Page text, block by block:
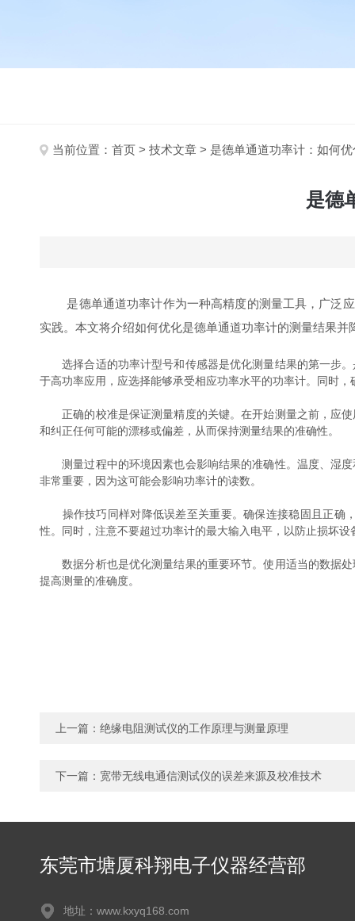
当前位置： 首页 > 技术文章 > 是德单通道功率计：如何
是德
是德单通道功率计作为一种高精度的测量工具，广泛应
实践。本文将介绍如何优化是德单通道功率计的测量结果并
选择合适的功率计型号和传感器是优化测量结果的第一步。
于高功率应用，应选择能够承受相应功率水平的功率计。同时
正确的校准是保证测量精度的关键。在开始测量之前，应使
和纠正任何可能的漂移或偏差，从而保持测量结果的准确性。
测量过程中的环境因素也会影响结果的准确性。温度、湿度
非常重要，因为这可能会影响功率计的读数。
操作技巧同样对降低误差至关重要。确保连接稳固且正确，
性。同时，注意不要超过功率计的最大输入电平，以防止损坏设
数据分析也是优化测量结果的重要环节。使用适当的数据处
提高测量的准确度。
上一篇： 绝缘电阻测试仪的工作原理与测量原理
下一篇： 宽带无线电通信测试仪的误差来源及校准技术
东莞市塘厦科翔电子仪器经营部
地址：www.kxyq168.com